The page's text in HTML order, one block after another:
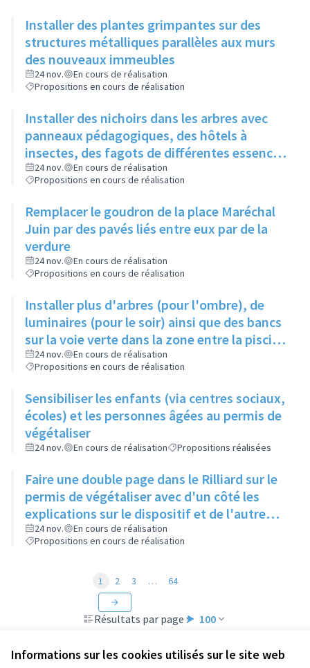
Informations sur les cookies utilisés sur le site web
Installer des plantes grimpantes sur des
structures métalliques parallèles aux murs
des nouveaux immeubles
24 nov.
En cours de réalisation
Propositions en cours de réalisation
Installer des nichoirs dans les arbres avec
panneaux pédagogiques, des hôtels à
insectes, des fagots de différentes essences
pour stimuler la biodiversité sur la place du
Château à la Roue
24 nov.
En cours de réalisation
Propositions en cours de réalisation
Remplacer le goudron de la place Maréchal
Juin par des pavés liés entre eux par de la
verdure
24 nov.
En cours de réalisation
Propositions en cours de réalisation
Installer plus d'arbres (pour l'ombre), de
luminaires (pour le soir) ainsi que des bancs
sur la voie verte dans la zone entre la piscine
et la rue de l'Industrie
24 nov.
En cours de réalisation
Propositions en cours de réalisation
Sensibiliser les enfants (via centres sociaux,
écoles) et les personnes âgées au permis de
végétaliser
24 nov. En cours de réalisation Propositions réalisées
Faire une double page dans le Rilliard sur le
permis de végétaliser avec d'un côté les
explications sur le dispositif et de l'autre
côté des exemples concrets de lieux à
investir
24 nov.
En cours de réalisation
Propositions en cours de réalisation
Résultats par page : 100
1 2 3 … 64